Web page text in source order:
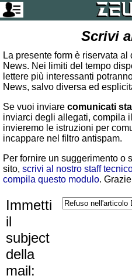
Scrivi
La presente form è riservata
News. Nei limiti del tempo
lettere più interessanti
News, salvo diversa ed
Se vuoi inviare comunicati
inviarci degli allegati, compila
invieremo le istruzioni per
incappare nel filtro antispam.
Per fornire un suggerimento o
sito, scrivi al nostro staff
compila questo modulo.
Immetti
il
subject
della
mail: